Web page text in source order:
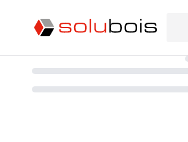
Projets